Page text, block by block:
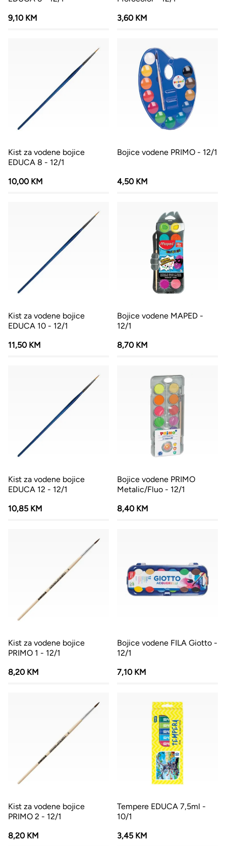
9,10 KM
3,60 KM
Kist za vodene bojice
EDUCA 8 - 12/1
10,00 KM
Bojice vodene PRIMO - 12/1
4,50 KM
Kist za vodene bojice
EDUCA 10 - 12/1
11,50 KM
Bojice vodene MAPED -
12/1
8,70 KM
Kist za vodene bojice
EDUCA 12 - 12/1
10,85 KM
Bojice vodene PRIMO
Metalic/Fluo - 12/1
8,40 KM
Kist za vodene bojice
PRIMO 1 - 12/1
8,20 KM
Bojice vodene FILA Giotto -
12/1
7,10 KM
Kist za vodene bojice
PRIMO 2 - 12/1
8,20 KM
Tempere EDUCA 7,5ml -
10/1
3,45 KM